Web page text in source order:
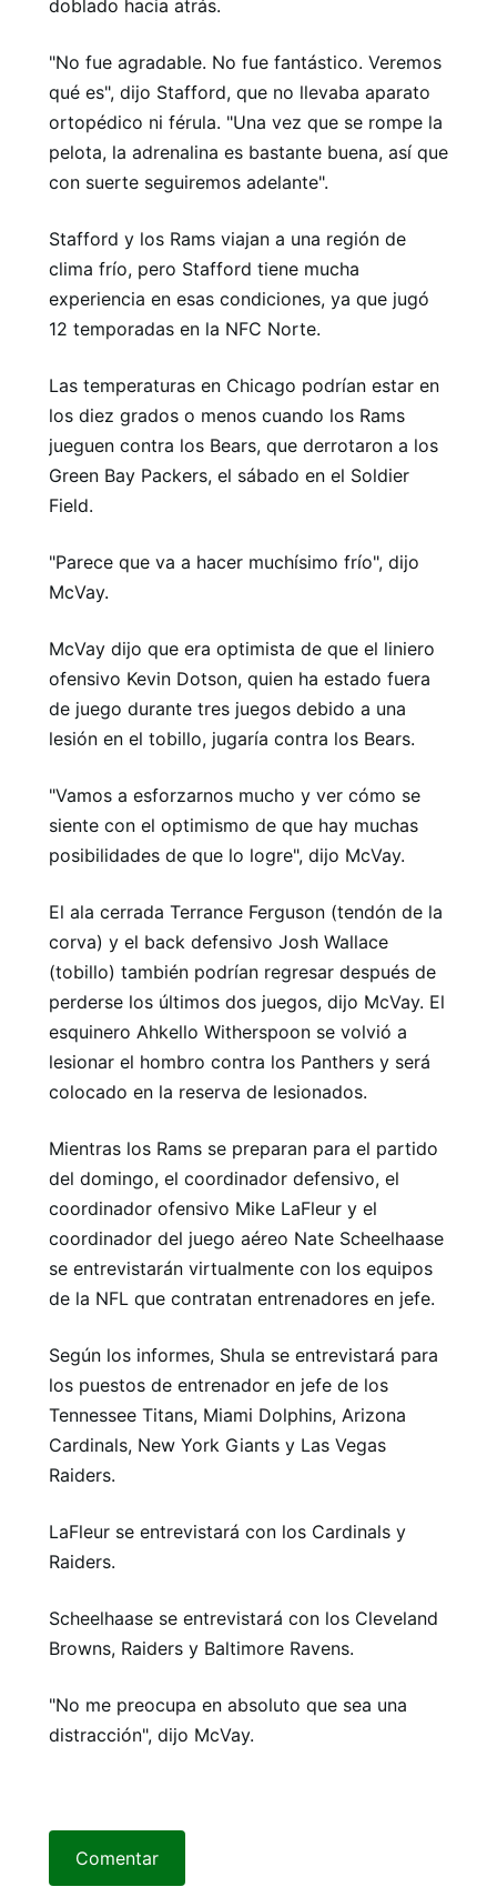
doblado hacia atrás.
"No fue agradable. No fue fantástico. Veremos
qué es", dijo Stafford, que no llevaba aparato
ortopédico ni férula. "Una vez que se rompe la
pelota, la adrenalina es bastante buena, así que
con suerte seguiremos adelante".
Stafford y los Rams viajan a una región de
clima frío, pero Stafford tiene mucha
experiencia en esas condiciones, ya que jugó
12 temporadas en la NFC Norte.
Las temperaturas en Chicago podrían estar en
los diez grados o menos cuando los Rams
jueguen contra los Bears, que derrotaron a los
Green Bay Packers, el sábado en el Soldier
Field.
"Parece que va a hacer muchísimo frío", dijo
McVay.
McVay dijo que era optimista de que el liniero
ofensivo Kevin Dotson, quien ha estado fuera
de juego durante tres juegos debido a una
lesión en el tobillo, jugaría contra los Bears.
"Vamos a esforzarnos mucho y ver cómo se
siente con el optimismo de que hay muchas
posibilidades de que lo logre", dijo McVay.
El ala cerrada Terrance Ferguson (tendón de la
corva) y el back defensivo Josh Wallace
(tobillo) también podrían regresar después de
perderse los últimos dos juegos, dijo McVay. El
esquinero Ahkello Witherspoon se volvió a
lesionar el hombro contra los Panthers y será
colocado en la reserva de lesionados.
Mientras los Rams se preparan para el partido
del domingo, el coordinador defensivo, el
coordinador ofensivo Mike LaFleur y el
coordinador del juego aéreo Nate Scheelhaase
se entrevistarán virtualmente con los equipos
de la NFL que contratan entrenadores en jefe.
Según los informes, Shula se entrevistará para
los puestos de entrenador en jefe de los
Tennessee Titans, Miami Dolphins, Arizona
Cardinals, New York Giants y Las Vegas
Raiders.
LaFleur se entrevistará con los Cardinals y
Raiders.
Scheelhaase se entrevistará con los Cleveland
Browns, Raiders y Baltimore Ravens.
"No me preocupa en absoluto que sea una
distracción", dijo McVay.
Comentar